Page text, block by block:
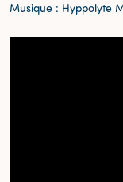
Musique : Hyppolyte